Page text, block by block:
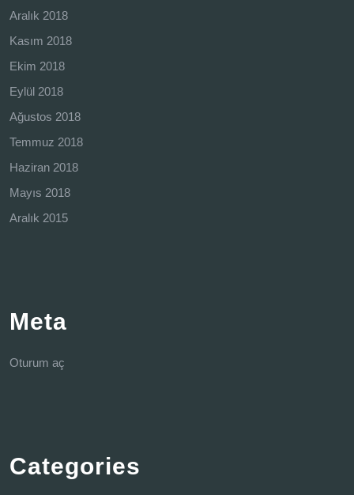
Aralık 2018
Kasım 2018
Ekim 2018
Eylül 2018
Ağustos 2018
Temmuz 2018
Haziran 2018
Mayıs 2018
Aralık 2015
Meta
Oturum aç
Categories